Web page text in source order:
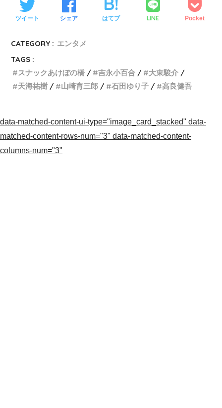
ツイート シェア はてブ LINE Pocket
CATEGORY : エンタメ
TAGS :
スナックあけぼの橋
吉永小百合
大東駿介
天海祐樹
山崎育三郎 石田ゆり子 高良健吾
data-matched-content-ui-type="image_card_stacked" data-
matched-content-rows-num="3" data-matched-content-
columns-num="3"